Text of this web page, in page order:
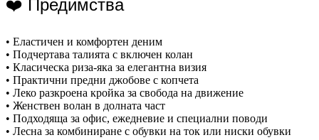
• Еластичен и комфортен деним
• Подчертава талията с включен колан
• Класическа риза-яка за елегантна визия
• Практични предни джобове с копчета
• Леко разкроена кройка за свобода на движение
• Женствен волан в долната част
• Подходяща за офис, ежедневие и специални поводи
• Лесна за комбиниране с обувки на ток или ниски обувки